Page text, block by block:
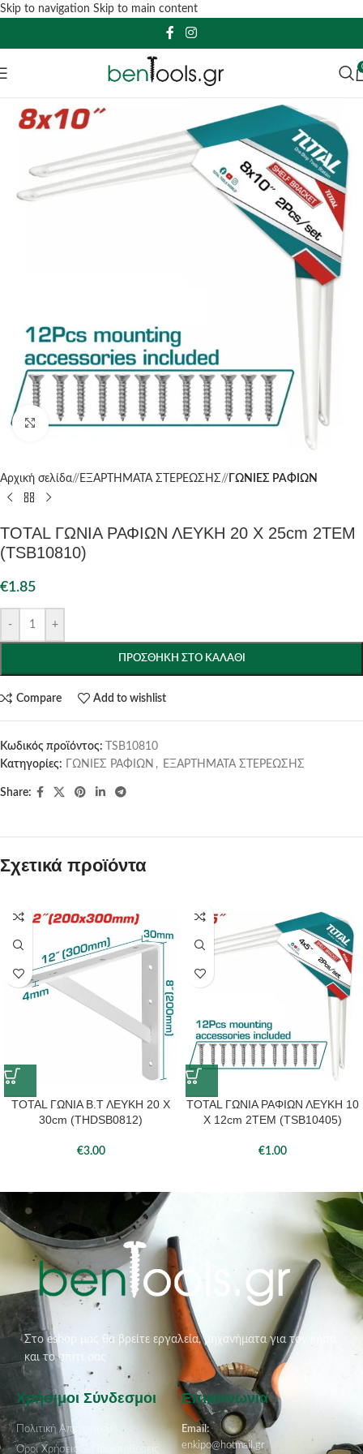
Skip to navigation Skip to main content
Click to enlarge
Αρχική σελίδα/ ΕΞΑΡΤΗΜΑΤΑ ΣΤΕΡΕΩΣΗΣ/ ΓΩΝΙΕΣ ΡΑΦΙΩΝ
TOTAL ΓΩΝΙΑ ΡΑΦΙΩΝ ΛΕΥΚΗ 20 Χ 25cm 2ΤΕΜ
(TSB10810)
€1.85
- +
ΠΡΟΣΘΉΚΗ ΣΤΟ ΚΑΛΆΘΙ
Compare Add to wishlist
Κωδικός προϊόντος:
TSB10810
Κατηγορίες:
ΓΩΝΙΕΣ ΡΑΦΙΩΝ , ΕΞΑΡΤΗΜΑΤΑ ΣΤΕΡΕΩΣΗΣ
Share:
Σχετικά προϊόντα
TOTAL ΓΩΝΙΑ Β.Τ ΛΕΥΚΗ 20 Χ
30cm (THDSB0812)
€3.00
TOTAL ΓΩΝΙΑ ΡΑΦΙΩΝ ΛΕΥΚΗ 10
Χ 12cm 2ΤΕΜ (TSB10405)
€1.00
Στο eshop μας θα βρείτε εργαλεία, μηχανήματα για τον κήπο
και το σπίτι σας
Χρήσιμοι Σύνδεσμοι
Πολιτική Απορρήτου
Όροι Χρήσεις & Προϋποθέσεις
Επικοινωνία
Email:
enkipo@hotmail.gr